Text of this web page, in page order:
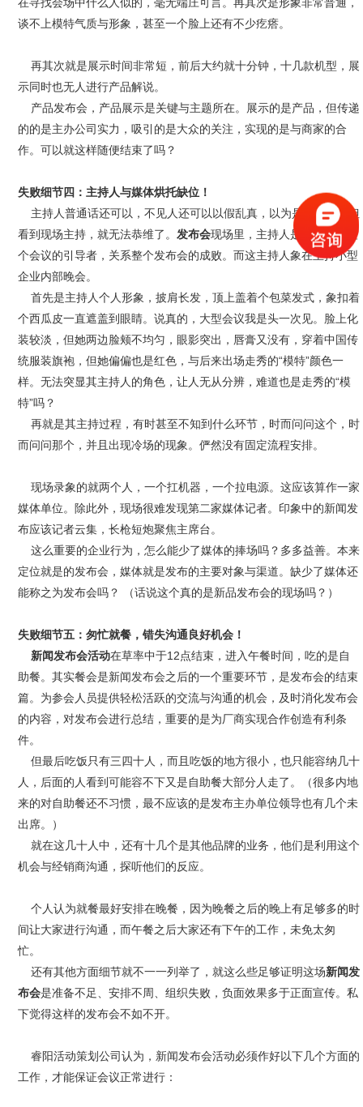
谈不上模特气质与形象，甚至一个脸上还有不少疙瘩。
再其次就是展示时间非常短，前后大约就十分钟，十几款机型，展
示同时也无人进行产品解说。
产品发布会，产品展示是关键与主题所在。展示的是产品，但传递
的的是主办公司实力，吸引的是大众的关注，实现的是与商家的合
作。可以就这样随便结束了吗？
失败细节四：主持人与媒体烘托缺位！
主持人普通话还可以，不见人还可以以假乱真，以为是专业的。但
看到现场主持，就无法恭维了。 发布会现场里，主持人是中心，是整
个会议的引导者，关系整个发布会的成败。而这主持人象在主持小型
企业内部晚会。
首先是主持人个人形象，披肩长发，顶上盖着个包菜发式，象扣着
个西瓜皮一直遮盖到眼睛。说真的，大型会议我是头一次见。脸上化
装较淡，但她两边脸颊不均匀，眼影突出，唇膏又没有，穿着中国传
统服装旗袍，但她偏偏也是红色，与后来出场走秀的“模特”颜色一
样。无法突显其主持人的角色，让人无从分辨，难道也是走秀的“模
特”吗？
再就是其主持过程，有时甚至不知到什么环节，时而问问这个，时
而问问那个，并且出现冷场的现象。俨然没有固定流程安排。
现场录象的就两个人，一个扛机器，一个拉电源。这应该算作一家
媒体单位。除此外，现场很难发现第二家媒体记者。印象中的新闻发
布应该记者云集，长枪短炮聚焦主席台。
这么重要的企业行为，怎么能少了媒体的捧场吗？多多益善。本来
定位就是的发布会，媒体就是发布的主要对象与渠道。缺少了媒体还
能称之为发布会吗？ （话说这个真的是新品发布会的现场吗？）
失败细节五：匆忙就餐，错失沟通良好机会！
新闻发布会活动在草率中于12点结束，进入午餐时间，吃的是自
助餐。其实餐会是新闻发布会之后的一个重要环节，是发布会的结束
篇。为参会人员提供轻松活跃的交流与沟通的机会，及时消化发布会
的内容，对发布会进行总结，重要的是为厂商实现合作创造有利条
件。
但最后吃饭只有三四十人，而且吃饭的地方很小，也只能容纳几十
人，后面的人看到可能容不下又是自助餐大部分人走了。（很多内地
来的对自助餐还不习惯，最不应该的是发布主办单位领导也有几个未
出席。）
就在这几十人中，还有十几个是其他品牌的业务，他们是利用这个
机会与经销商沟通，探听他们的反应。
个人认为就餐最好安排在晚餐，因为晚餐之后的晚上有足够多的时
间让大家进行沟通，而午餐之后大家还有下午的工作，未免太匆
忙。
还有其他方面细节就不一一列举了，就这么些足够证明这场新闻发
布会是准备不足、安排不周、组织失败，负面效果多于正面宣传。私
下觉得这样的发布会不如不开。
睿阳活动策划公司认为，新闻发布会活动必须作好以下几个方面的
工作，才能保证会议正常进行：